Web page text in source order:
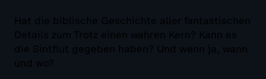
Hat die biblische Geschichte aller fantastischen
Details zum Trotz einen wahren Kern? Kann es
die Sintflut gegeben haben? Und wenn ja, wann
und wo?